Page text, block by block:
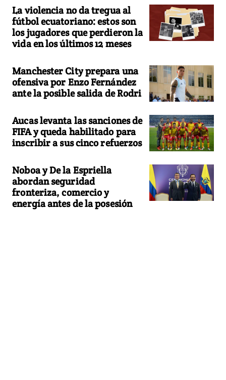
La violencia no da tregua al
fútbol ecuatoriano: estos son
los jugadores que perdieron la
vida en los últimos 12 meses
Manchester City prepara una
ofensiva por Enzo Fernández
ante la posible salida de Rodri
Aucas levanta las sanciones de
FIFA y queda habilitado para
inscribir a sus cinco refuerzos
Noboa y De la Espriella
abordan seguridad
fronteriza, comercio y
energía antes de la posesión